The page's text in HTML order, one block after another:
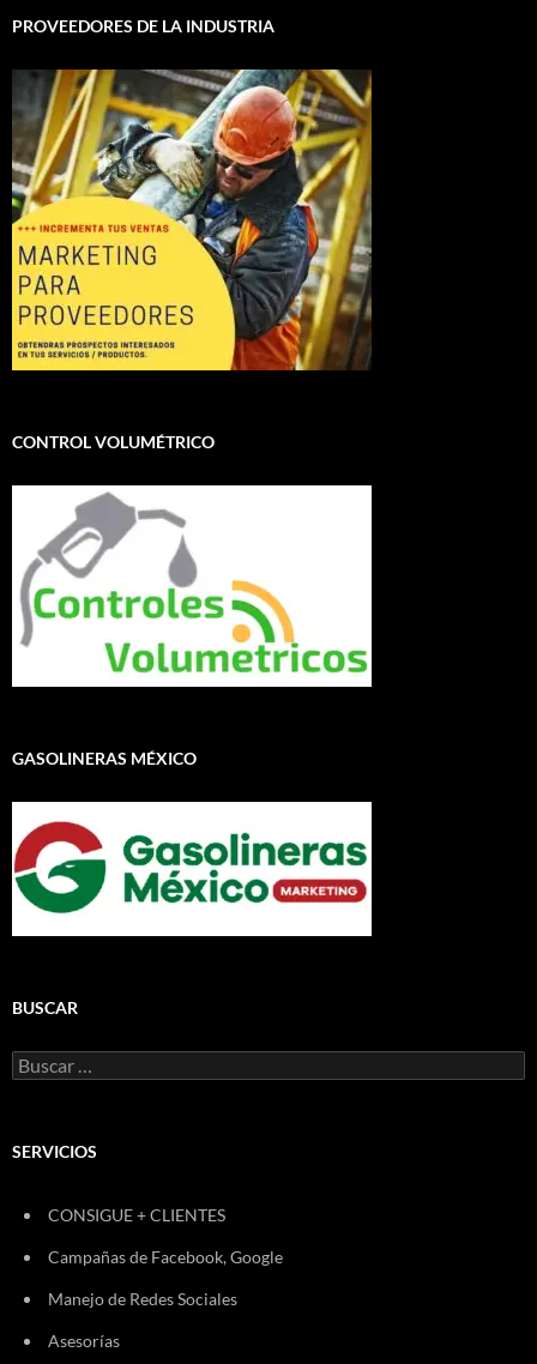
PROVEEDORES DE LA INDUSTRIA
CONTROL VOLUMÉTRICO
GASOLINERAS MÉXICO
BUSCAR
Buscar:
SERVICIOS
CONSIGUE + CLIENTES
Campañas de Facebook, Google
Manejo de Redes Sociales
Asesorías